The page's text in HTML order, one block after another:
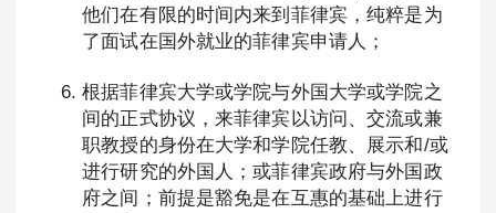
他们在有限的时间内来到菲律宾，纯粹是为
了面试在国外就业的菲律宾申请人；
根据菲律宾大学或学院与外国大学或学院之
间的正式协议，来菲律宾以访问、交流或兼
职教授的身份在大学和学院任教、展示和/或
进行研究的外国人；或菲律宾政府与外国政
府之间；前提是豁免是在互惠的基础上进行